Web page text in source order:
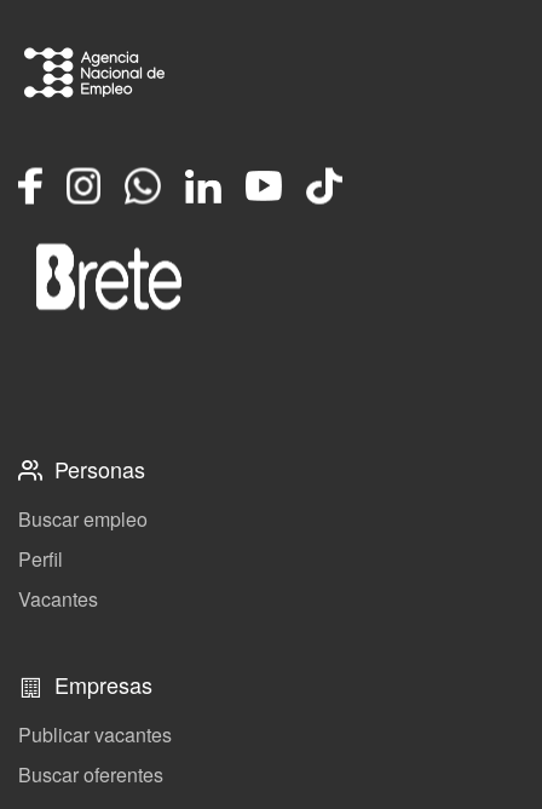
FacebookInstagramWhatsappLinkedInYouTube
TikTok
Personas
Buscar empleo
Perfil
Vacantes
Empresas
Publicar vacantes
Buscar oferentes